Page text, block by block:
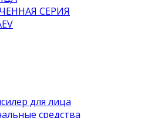
СЕРИЯ
для лица
средства